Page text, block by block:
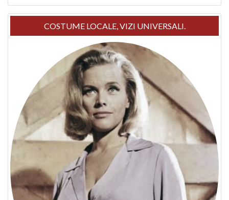
COSTUME LOCALE, VIZI UNIVERSALI.